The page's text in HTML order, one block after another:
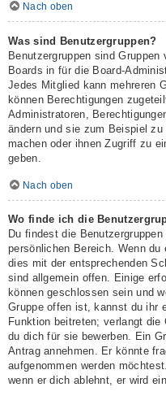
Nach oben
Was sind Benutzergruppen?
Benutzergruppen sind
Boards in für die Board-
Jedes Mitglied kann mehreren
können Berechtigungen
Administratoren,
ändern und sie zum Beispiel
machen oder ihnen Zugriff zu
geben.
Nach oben
Wo finde ich die
Du findest die Benutzergruppen
persönlichen Bereich. Wenn
dies mit der entsprechenden
sind allgemein offen. Einige
können geschlossen sein und
Gruppe offen ist, kannst du ihr
Funktion beitreten; verlangt
du dich für sie bewerben. Ein
Antrag annehmen. Er könnte
aufgenommen werden
wenn er dich ablehnt, er wird